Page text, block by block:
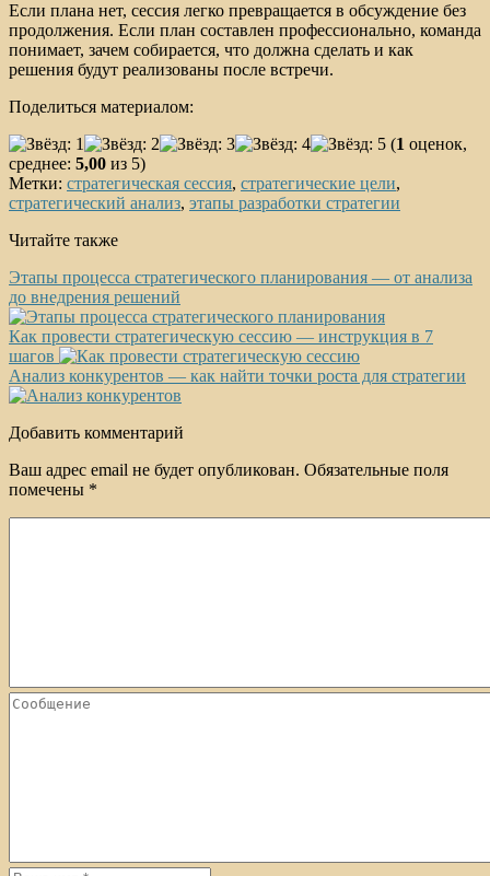
Если плана нет, сессия легко превращается в обсуждение без
продолжения. Если план составлен профессионально, команда
понимает, зачем собирается, что должна сделать и как
решения будут реализованы после встречи.
Поделиться материалом:
(1 оценок,
среднее: 5,00 из 5)
Метки: стратегическая сессия, стратегические цели,
стратегический анализ, этапы разработки стратегии
Читайте также
Этапы процесса стратегического планирования — от анализа
до внедрения решений
Как провести стратегическую сессию — инструкция в 7
шагов
Анализ конкурентов — как найти точки роста для стратегии
Добавить комментарий
Ваш адрес email не будет опубликован. Обязательные поля
помечены *